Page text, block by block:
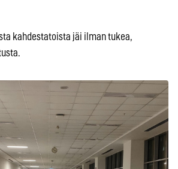
kahdestatoista jäi ilman tukea,